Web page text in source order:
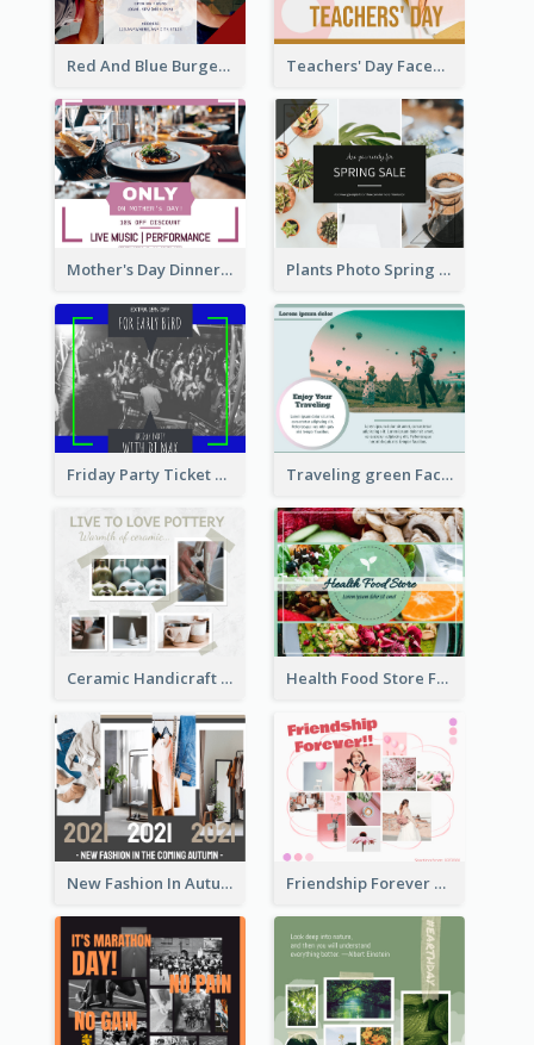
Red And Blue Burger Photo Restaurant Opening Facebook Post Teachers' Day Facebook Post With Pink And Orange Decorations
Mother's Day Dinner Discount Facebook Post Plants Photo Spring Sale Facebook Post
Friday Party Ticket Facebook Post Traveling green Facebook Post
Ceramic Handicraft Workshop Facebook Post Health Food Store Facebook Post
New Fashion In Autumn Facebook Post Friendship Forever Facebook Post